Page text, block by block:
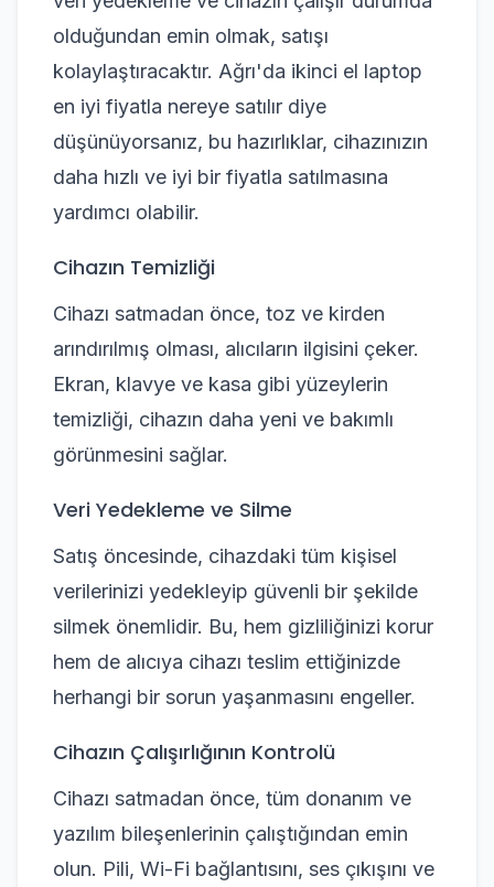
olduğundan emin olmak, satışı
kolaylaştıracaktır. Ağrı'da ikinci el laptop
en iyi fiyatla nereye satılır diye
düşünüyorsanız, bu hazırlıklar, cihazınızın
daha hızlı ve iyi bir fiyatla satılmasına
yardımcı olabilir.
Cihazın Temizliği
Cihazı satmadan önce, toz ve kirden
arındırılmış olması, alıcıların ilgisini çeker.
Ekran, klavye ve kasa gibi yüzeylerin
temizliği, cihazın daha yeni ve bakımlı
görünmesini sağlar.
Veri Yedekleme ve Silme
Satış öncesinde, cihazdaki tüm kişisel
verilerinizi yedekleyip güvenli bir şekilde
silmek önemlidir. Bu, hem gizliliğinizi korur
hem de alıcıya cihazı teslim ettiğinizde
herhangi bir sorun yaşanmasını engeller.
Cihazın Çalışırlığının Kontrolü
Cihazı satmadan önce, tüm donanım ve
yazılım bileşenlerinin çalıştığından emin
olun. Pili, Wi-Fi bağlantısını, ses çıkışını ve